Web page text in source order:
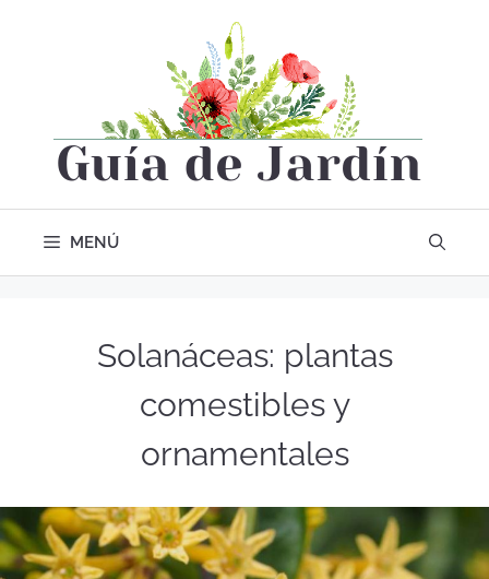
MENÚ
Solanáceas: plantas
comestibles y
ornamentales